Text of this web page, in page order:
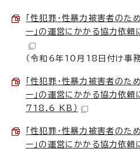
「性犯罪・性暴力被害者のた
ー」の運営にかかる協力依
（令和6年10月18日付け事務
「性犯罪・性暴力被害者のた
ー」の運営にかかる協力依
718.6 KB）
「性犯罪・性暴力被害者のた
ー」の運営にかかる協力依